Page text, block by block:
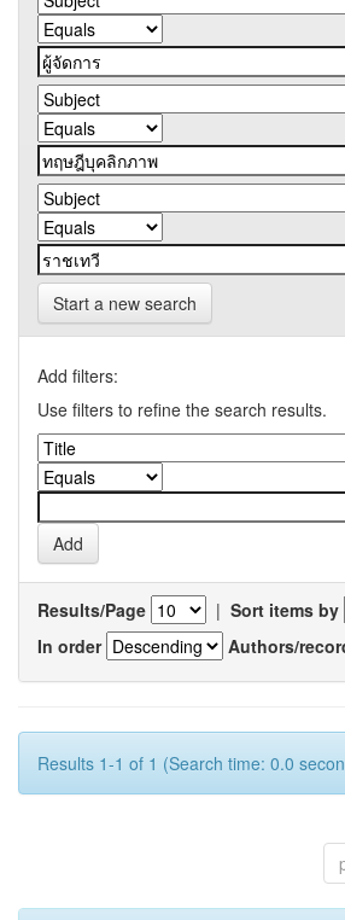
Start a new search
Add filters:
Use filters to refine the search results.
Results/Page | Sort items by
In order
Authors/
Results 1-1 of 1 (Search time: 0.0